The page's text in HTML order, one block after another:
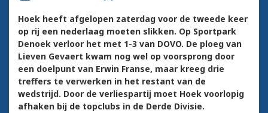
Hoek heeft afgelopen zaterdag voor de tweede keer
op rij een nederlaag moeten slikken. Op Sportpark
Denoek verloor het met 1-3 van DOVO. De ploeg van
Lieven Gevaert kwam nog wel op voorsprong door
een doelpunt van Erwin Franse, maar kreeg drie
treffers te verwerken in het restant van de
wedstrijd. Door de verliespartij moet Hoek voorlopig
afhaken bij de topclubs in de Derde Divisie.